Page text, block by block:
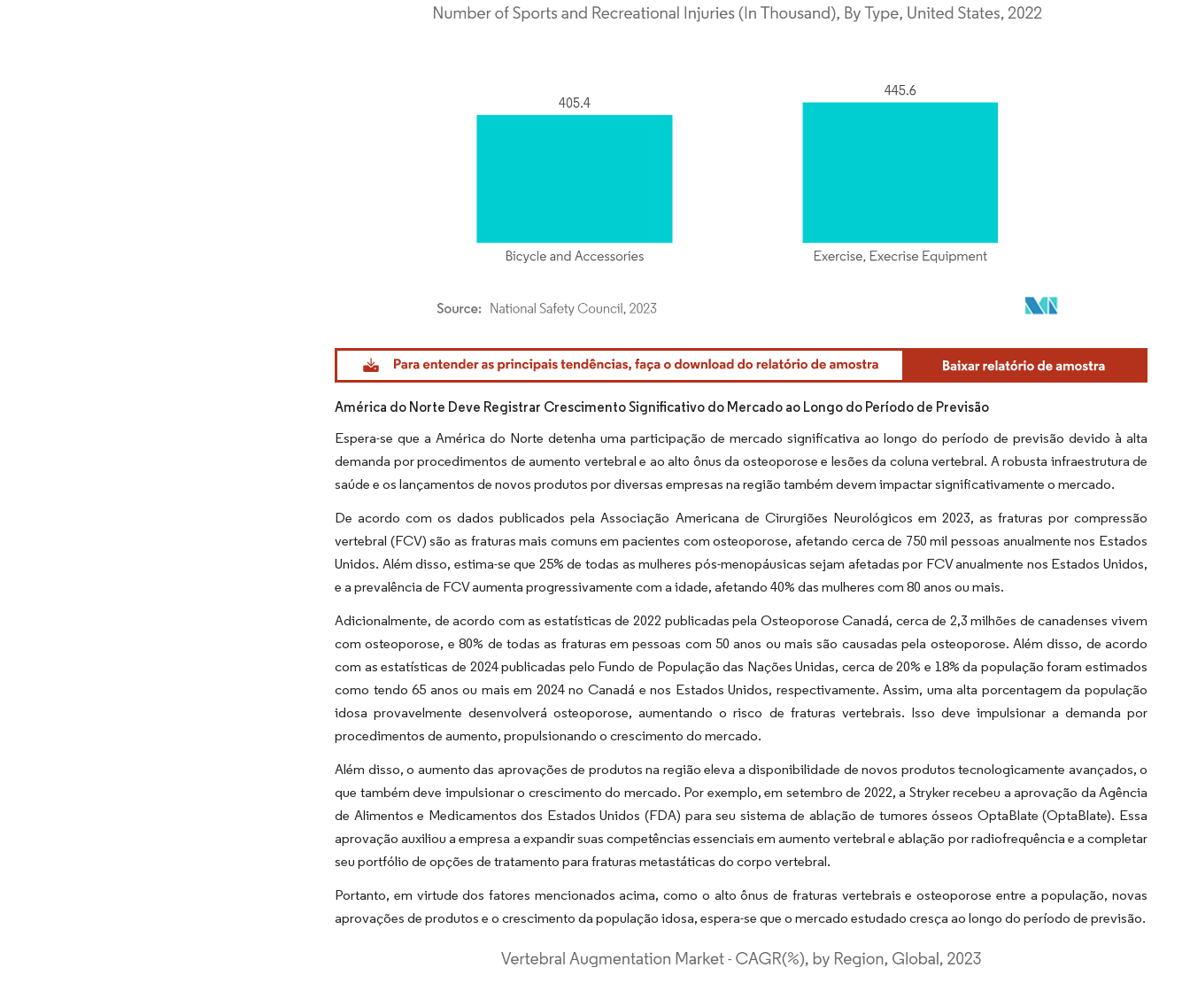
Imagem © Mordor Intelligence. O reuso requer atribuição conforme CC BY 4.0.
América do Norte Deve Registrar Crescimento Significativo do Mercado ao Longo do Período de Previsão
Espera-se que a América do Norte detenha uma participação de mercado significativa ao longo do período de previsão devido à alta
demanda por procedimentos de aumento vertebral e ao alto ônus da osteoporose e lesões da coluna vertebral. A robusta infraestrutura de
saúde e os lançamentos de novos produtos por diversas empresas na região também devem impactar significativamente o mercado.
De acordo com os dados publicados pela Associação Americana de Cirurgiões Neurológicos em 2023, as fraturas por compressão
vertebral (FCV) são as fraturas mais comuns em pacientes com osteoporose, afetando cerca de 750 mil pessoas anualmente nos Estados
Unidos. Além disso, estima-se que 25% de todas as mulheres pós-menopáusicas sejam afetadas por FCV anualmente nos Estados Unidos,
e a prevalência de FCV aumenta progressivamente com a idade, afetando 40% das mulheres com 80 anos ou mais.
Adicionalmente, de acordo com as estatísticas de 2022 publicadas pela Osteoporose Canadá, cerca de 2,3 milhões de canadenses vivem
com osteoporose, e 80% de todas as fraturas em pessoas com 50 anos ou mais são causadas pela osteoporose. Além disso, de acordo
com as estatísticas de 2024 publicadas pelo Fundo de População das Nações Unidas, cerca de 20% e 18% da população foram estimados
como tendo 65 anos ou mais em 2024 no Canadá e nos Estados Unidos, respectivamente. Assim, uma alta porcentagem da população
idosa provavelmente desenvolverá osteoporose, aumentando o risco de fraturas vertebrais. Isso deve impulsionar a demanda por
procedimentos de aumento, propulsionando o crescimento do mercado.
Além disso, o aumento das aprovações de produtos na região eleva a disponibilidade de novos produtos tecnologicamente avançados, o
que também deve impulsionar o crescimento do mercado. Por exemplo, em setembro de 2022, a Stryker recebeu a aprovação da Agência
de Alimentos e Medicamentos dos Estados Unidos (FDA) para seu sistema de ablação de tumores ósseos OptaBlate (OptaBlate). Essa
aprovação auxiliou a empresa a expandir suas competências essenciais em aumento vertebral e ablação por radiofrequência e a completar
seu portfólio de opções de tratamento para fraturas metastáticas do corpo vertebral.
Portanto, em virtude dos fatores mencionados acima, como o alto ônus de fraturas vertebrais e osteoporose entre a população, novas
aprovações de produtos e o crescimento da população idosa, espera-se que o mercado estudado cresça ao longo do período de previsão.